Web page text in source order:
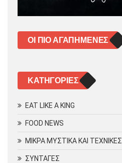
ΟΙ ΠΙΟ ΑΓΑΠΗΜΈΝΕΣ
KΑΤΗΓΟΡΊΕΣ
EAT LIKE A KING
FOOD NEWS
ΜΙΚΡΑ ΜΥΣΤΙΚΑ ΚΑΙ ΤΕΧΝΙΚΕΣ
ΣΥΝΤΑΓΕΣ